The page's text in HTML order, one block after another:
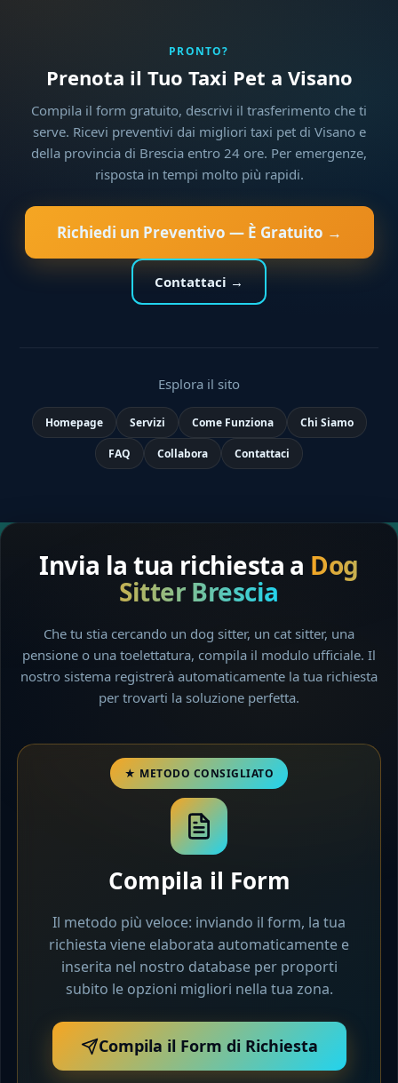
PRONTO?
Prenota il Tuo Taxi Pet a Visano
Compila il form gratuito, descrivi il trasferimento che ti
serve. Ricevi preventivi dai migliori taxi pet di Visano e
della provincia di Brescia entro 24 ore. Per emergenze,
risposta in tempi molto più rapidi.
Richiedi un Preventivo — È Gratuito →
Contattaci →
Esplora il sito
Homepage Servizi Come Funziona Chi Siamo
FAQ Collabora Contattaci
Invia la tua richiesta a Dog
Sitter Brescia
Che tu stia cercando un dog sitter, un cat sitter, una
pensione o una toelettatura, compila il modulo ufficiale. Il
nostro sistema registrerà automaticamente la tua richiesta
per trovarti la soluzione perfetta.
Compila il Form
Il metodo più veloce: inviando il form, la tua
richiesta viene elaborata automaticamente e
inserita nel nostro database per proporti
subito le opzioni migliori nella tua zona.
Compila il Form di Richiesta